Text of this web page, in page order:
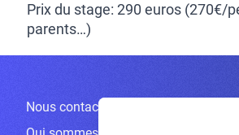
Prix du stage: 290 euros (270€/
parents…)
Nous contacter